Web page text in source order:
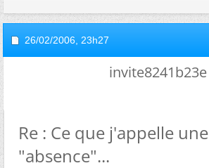
26/02/2006, 23h27
invite8241b23e
Re : Ce que j'appelle une
"absence"...